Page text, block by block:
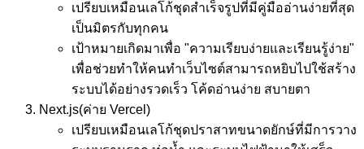
เปรียบเหมือนเลโก้ชุดสำเร็จรูปที่มีคู่มืออ่านง่ายที่สุด
เป็นมิตรกับทุกคน
เป้าหมายเกิดมาเพื่อ "ความเรียบง่ายและเรียนรู้ง่าย"
เพื่อช่วยทำให้คนทำเว็บไซต์สามารถหยิบไปใช้สร้าง
ระบบได้อย่างรวดเร็ว โค้ดอ่านง่าย สบายตา
Next.js(ค่าย Vercel)
เปรียบเหมือนเลโก้ชุดปราสาทขนาดยักษ์ที่มีการวาง